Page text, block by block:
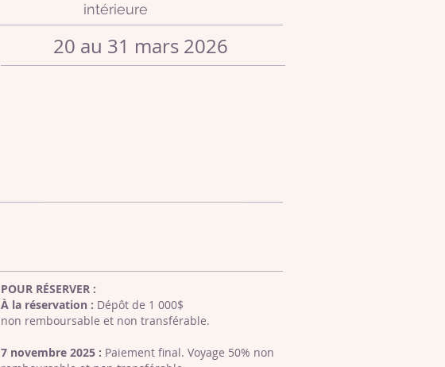
intérieure
20 au 31 mars 2026
POUR RÉSERVER :
À la réservation : Dépôt de 1 000$
non remboursable et non transférable.
7 novembre 2025 : Paiement final. Voyage 50% non